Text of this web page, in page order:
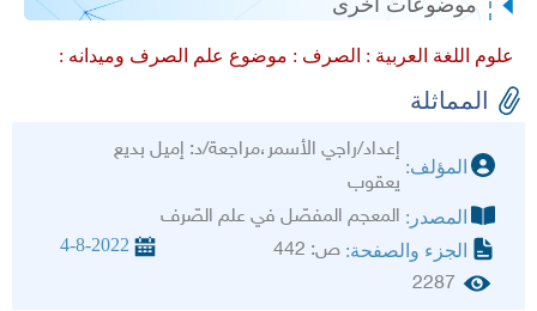
موضوعات أخرى
علوم اللغة العربية : الصرف : موضوع علم الصرف وميدانه :
المماثلة
المؤلف:
إعداد/راجي الأسمر،مراجعة/د: إميل بديع
يعقوب
المصدر: المعجم المفصّل في علم الصّرف
الجزء والصفحة: ص: 442 4-8-2022
2287